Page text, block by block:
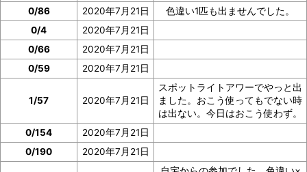
0/86
2020年7月21日
色違い1匹も出ませんでした。
0/4
2020年7月21日
0/66
2020年7月21日
0/59
2020年7月21日
1/57 2020年7月21日
スポットライトアワーでやっと出
ました。おこう使ってもでない時
は出ない。今日はおこう使わず。
0/154
2020年7月21日
0/190
2020年7月21日